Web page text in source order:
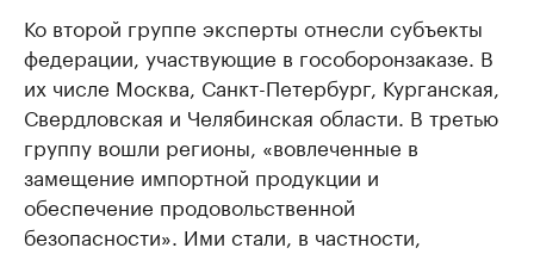
Ко второй группе эксперты отнесли субъекты
федерации, участвующие в гособоронзаказе. В
их числе Москва, Санкт-Петербург, Курганская,
Свердловская и Челябинская области. В третью
группу вошли регионы, «вовлеченные в
замещение импортной продукции и
обеспечение продовольственной
безопасности». Ими стали, в частности,